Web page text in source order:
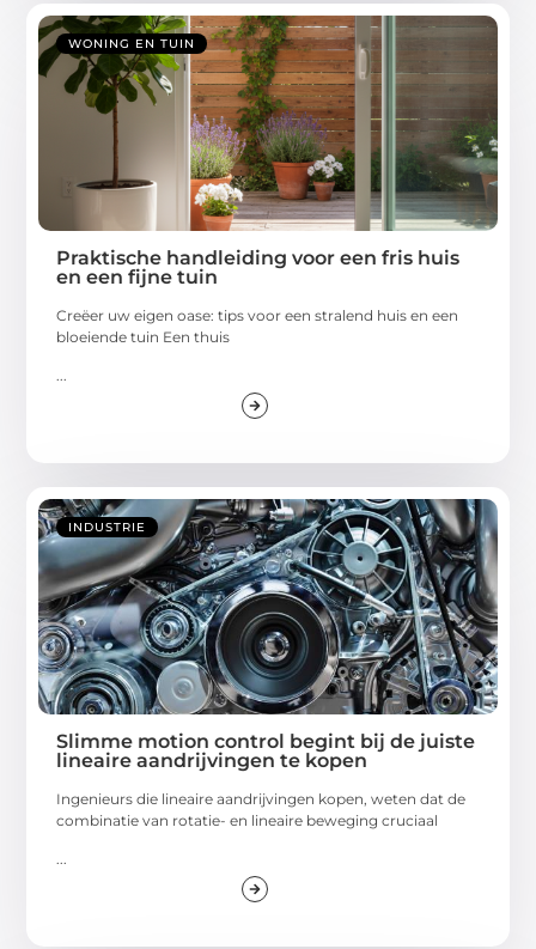
WONING EN TUIN
Praktische handleiding voor een fris huis
en een fijne tuin
Creëer uw eigen oase: tips voor een stralend huis en een
bloeiende tuin Een thuis
...
INDUSTRIE
Slimme motion control begint bij de juiste
lineaire aandrijvingen te kopen
Ingenieurs die lineaire aandrijvingen kopen, weten dat de
combinatie van rotatie- en lineaire beweging cruciaal
...